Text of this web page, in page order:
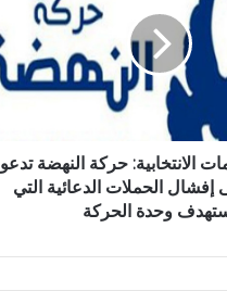
الانتخابية: حركة النهضة تدعو
إفشال الحملات الدعائية التي
وحدة الحركة